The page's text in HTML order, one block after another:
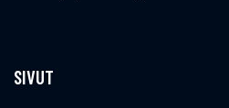
SIVUT